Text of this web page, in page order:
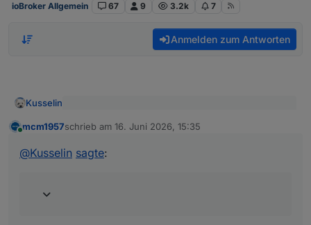
ioBroker Allgemein 67 9 3.2k 7
Anmelden zum Antworten
Kusselin
@Kusselin
mcm1957schrieb am 16. Juni 2026, 15:35
zuletzt editiert von
@Kusselin sagte: